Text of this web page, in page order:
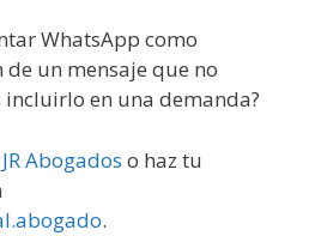
WhatsApp como
de un mensaje que no
incluirlo en una demanda?
JR Abogados o haz tu
.